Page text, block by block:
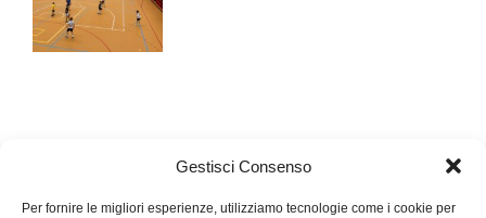
Gestisci Consenso
Per fornire le migliori esperienze, utilizziamo tecnologie come i cookie per